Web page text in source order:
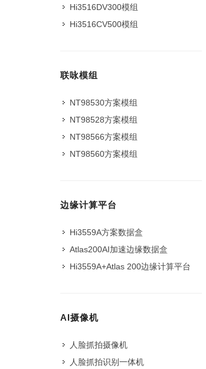
Hi3516DV300模组
Hi3516CV500模组
联咏模组
NT98530方案模组
NT98528方案模组
NT98566方案模组
NT98560方案模组
边缘计算平台
Hi3559A方案数据盒
Atlas200AI加速边缘数据盒
Hi3559A+Atlas 200边缘计算平台
AI摄像机
人脸抓拍摄像机
人脸抓拍识别一体机